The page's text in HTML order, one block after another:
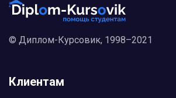
© Диплом-Курсовик, 1998–2021
Клиентам